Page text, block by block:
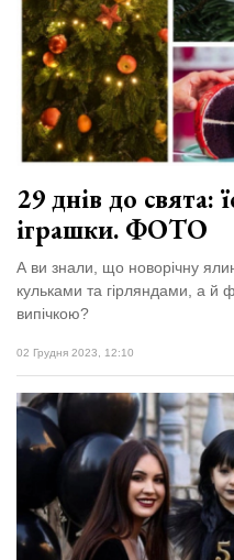
29 днів до свята:
іграшки. ФОТО
А ви знали, що новорічну
кульками та гірляндами, а
випічкою?
02 Грудня 2023, 12:10